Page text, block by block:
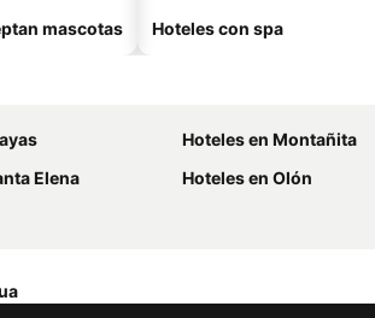
mascotas Hoteles con spa
Hoteles en Montañita
Elena
Hoteles en Olón